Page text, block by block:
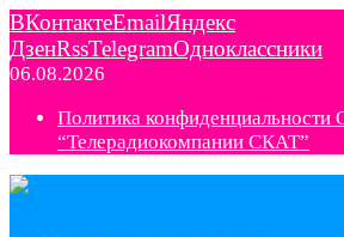
ВКонтактеEmailЯндекс
ДзенRssTelegramОдноклассники
06.08.2026
Политика
“Телерадиокомпании СКАТ”